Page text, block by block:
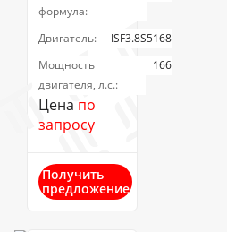
формула:
Двигатель:
ISF3.8S5168
Мощность
двигателя, л.с.:
166
Цена по
запросу
Получить
предложение